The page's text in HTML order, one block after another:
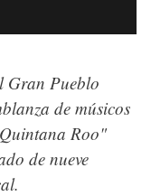
Gran Pueblo
de músicos
Roo"
de nueve